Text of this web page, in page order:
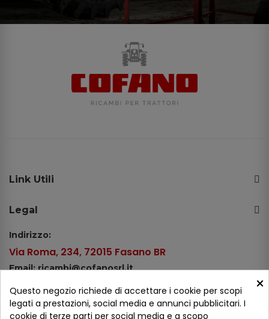
Link Utili
Legal
Indirizzo:
Via Roma, 234, 72015 Fasano BR
Email: ricambi@cofanosrl.it
Tel.: +39 080 44 13 478
×
Questo negozio richiede di accettare i cookie per scopi
legati a prestazioni, social media e annunci pubblicitari. I
cookie di terze parti per social media e a scopo